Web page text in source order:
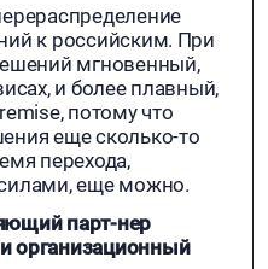
к российским. При
мгновенный,
и более плавный,
потому что
еще сколько-то
перехода,
еще можно.
парт-нер
организационный